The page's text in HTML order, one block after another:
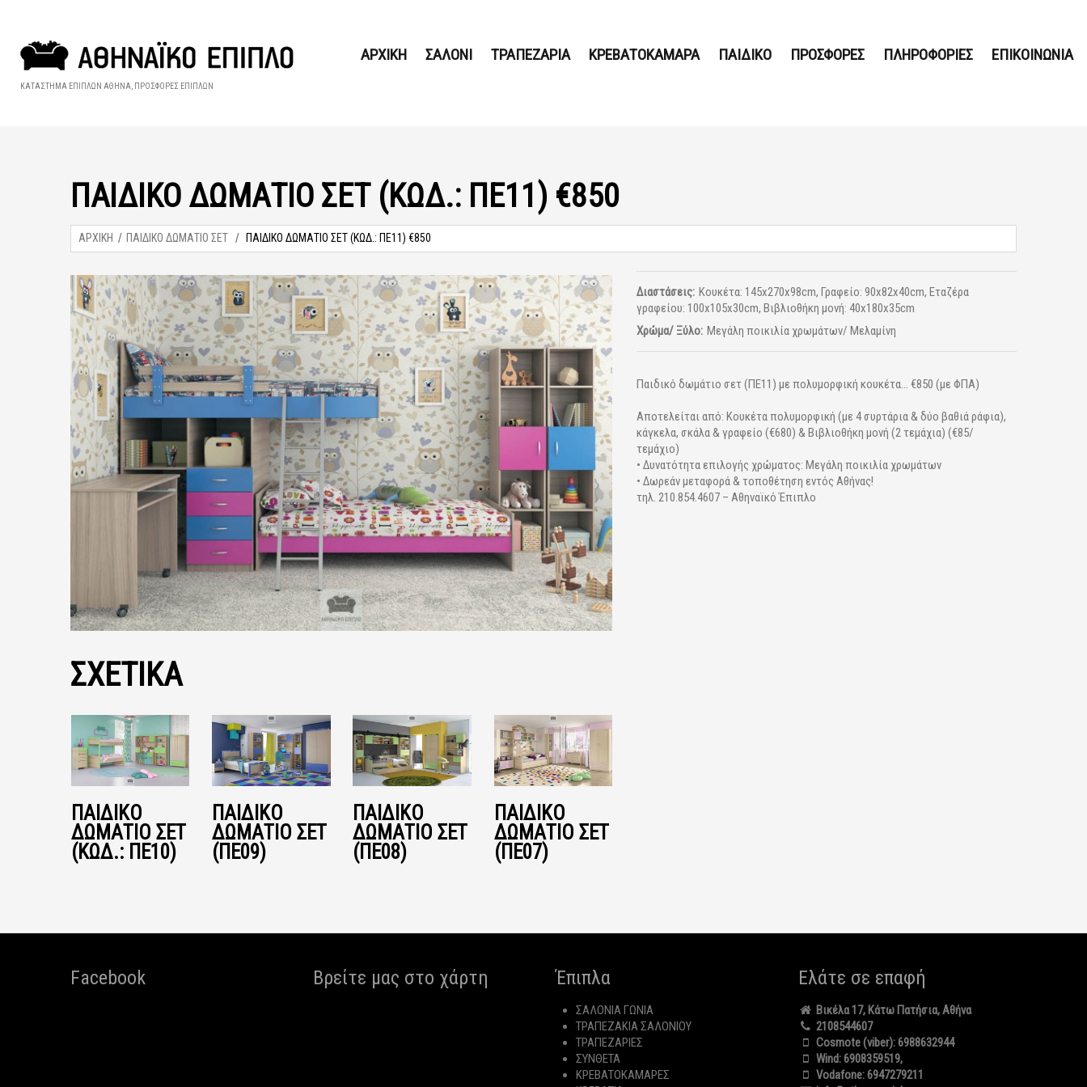
ΚΑΤΑΣΤΗΜΑ ΕΠΙΠΛΩΝ ΑΘΗΝΑ, ΠΡΟΣΦΟΡΕΣ ΕΠΙΠΛΩΝ
ΑΡΧΙΚΗ ΣΑΛΟΝΙ ΤΡΑΠΕΖΑΡΙΑ ΚΡΕΒΑΤΟΚΑΜΑΡΑ ΠΑΙΔΙΚΟ ΠΡΟΣΦΟΡΕΣ ΠΛΗΡΟΦΟΡΙΕΣ ΕΠΙΚΟΙΝΩΝΙΑ
ΠΑΙΔΙΚΟ ΔΩΜΑΤΙΟ ΣΕΤ (ΚΩΔ.: ΠΕ11) €850
ΑΡΧΙΚΗ ΠΑΙΔΙΚΟ ΔΩΜΑΤΙΟ ΣΕΤ ΠΑΙΔΙΚΟ ΔΩΜΑΤΙΟ ΣΕΤ (ΚΩΔ.: ΠΕ11) €850
Διαστάσεις: Κουκέτα: 145x270x98cm, Γραφείο: 90x82x40cm, Εταζέρα
γραφείου: 100x105x30cm, Βιβλιοθήκη μονή: 40x180x35cm
Χρώμα/ Ξύλο: Μεγάλη ποικιλία χρωμάτων/ Μελαμίνη
Παιδικό δωμάτιο σετ (ΠΕ11) με πολυμορφική κουκέτα... €850 (με ΦΠΑ)
Αποτελείται από: Κουκέτα πολυμορφική (με 4 συρτάρια & δύο βαθιά ράφια),
κάγκελα, σκάλα & γραφείο (€680) & Βιβλιοθήκη μονή (2 τεμάχια) (€85/
τεμάχιο)
• Δυνατότητα επιλογής χρώματος: Μεγάλη ποικιλία χρωμάτων
• Δωρεάν μεταφορά & τοποθέτηση εντός Αθήνας!
τηλ. 210.854.4607 – Αθηναϊκό Έπιπλο
ΣΧΕΤΙΚΑ
ΠΑΙΔΙΚΌ
ΔΩΜΆΤΙΟ ΣΕΤ
(ΚΩΔ.: ΠΕ10)
ΠΑΙΔΙΚΌ
ΔΩΜΆΤΙΟ ΣΕΤ
(ΠΕ09)
ΠΑΙΔΙΚΌ
ΔΩΜΆΤΙΟ ΣΕΤ
(ΠΕ08)
ΠΑΙΔΙΚΌ
ΔΩΜΆΤΙΟ ΣΕΤ
(ΠΕ07)
Facebook Βρείτε μας στο χάρτη Έπιπλα
ΣΑΛΟΝΙΑ ΓΩΝΙΑ
ΤΡΑΠΕΖΑΚΙΑ ΣΑΛΟΝΙΟΥ
ΤΡΑΠΕΖΑΡΙΕΣ
ΣΥΝΘΕΤΑ
ΚΡΕΒΑΤΟΚΑΜΑΡΕΣ
Ελάτε σε επαφή
Βικέλα 17, Κάτω Πατήσια, Αθήνα
2108544607
Cosmote (viber):6988632944
Wind:6908359519,
Vodafone:6947279211